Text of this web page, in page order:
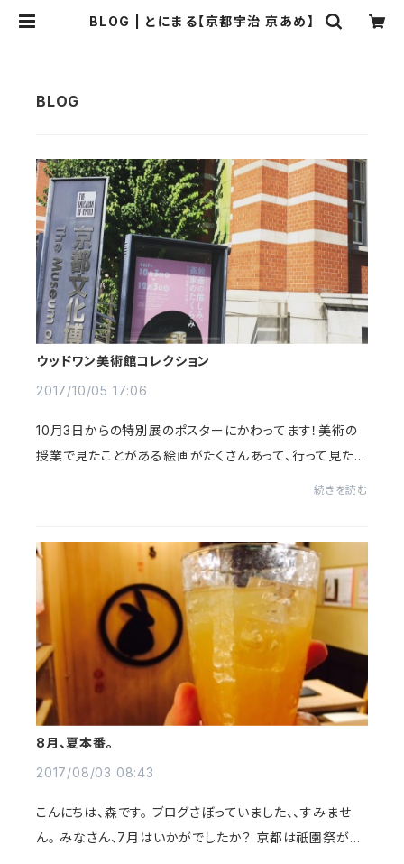
BLOG | とにまる【京都宇治 京あめ】
ウッドワン美術館コレクション
2017/10/05 17:06
10月3日からの特別展のポスターにかわってます！美術の
授業で見たことがある絵画がたくさんあって、行って見た
続きを読む
8月、夏本番。
2017/08/03 08:43
こんにちは、森です。 ブログさぼっていました、、すみませ
ん。 みなさん、7月はいかがでしたか？ 京都は祇園祭があ